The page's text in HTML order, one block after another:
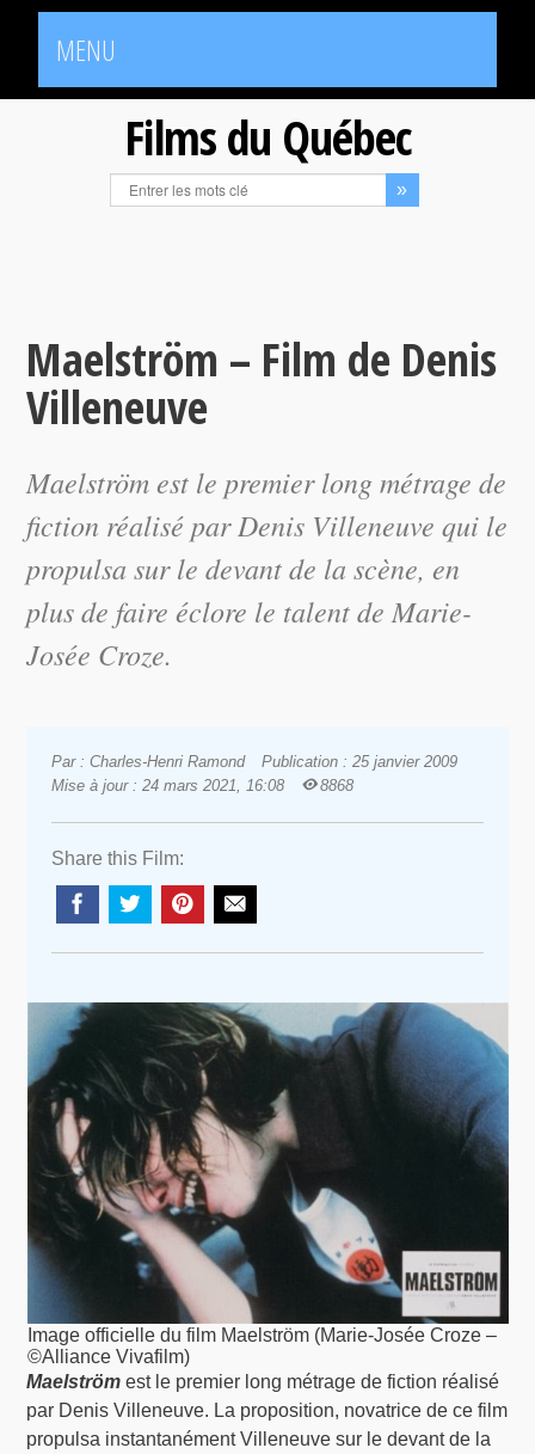
MENU
Films du Québec
Maelström – Film de Denis
Villeneuve
Maelströmest le premier long métrage de
fiction réalisé par Denis Villeneuve qui le
propulsa sur le devant de la scène, en
plus de faire éclore le talent de Marie-
Josée Croze.
Par : Charles-Henri Ramond
Publication : 25 janvier 2009
Mise à jour : 24 mars 2021, 16:08
8868
Share this Film:
Image officielle du film Maelström (Marie-Josée Croze –
©Alliance Vivafilm)
Maelström est le premier long métrage de fiction réalisé
par Denis Villeneuve. La proposition, novatrice de ce film
propulsa instantanément Villeneuve sur le devant de la